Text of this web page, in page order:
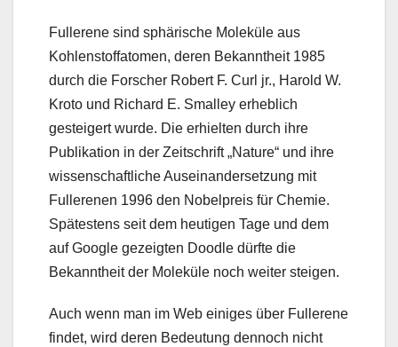
Fullerene sind sphärische Moleküle aus
Kohlenstoffatomen, deren Bekanntheit 1985
durch die Forscher Robert F. Curl jr., Harold W.
Kroto und Richard E. Smalley erheblich
gesteigert wurde. Die erhielten durch ihre
Publikation in der Zeitschrift „Nature“ und ihre
wissenschaftliche Auseinandersetzung mit
Fullerenen 1996 den Nobelpreis für Chemie.
Spätestens seit dem heutigen Tage und dem
auf Google gezeigten Doodle dürfte die
Bekanntheit der Moleküle noch weiter steigen.
Auch wenn man im Web einiges über Fullerene
findet, wird deren Bedeutung dennoch nicht